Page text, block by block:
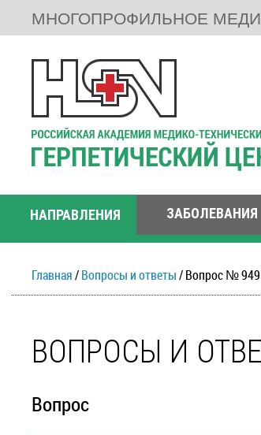
МНОГОПРОФИЛЬНОЕ
НАПРАВЛЕНИЯ ЗАБОЛЕВАНИЯ
Главная/Вопросы и ответы/ Вопрос №
ВОПРОСЫ И
Вопрос